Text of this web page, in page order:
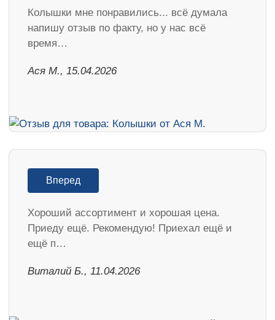
Колышки мне понравились... всё думала
напишу отзыв по факту, но у нас всё
время…
Ася М., 15.04.2026
Вперед
Хороший ассортимент и хорошая цена.
Приеду ещё. Рекомендую! Приехал ещё и
ещё п…
Виталий Б., 11.04.2026